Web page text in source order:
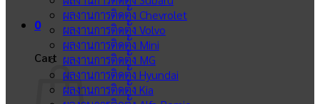
0
Cart
ผลงานการติดตั้ง Chevrolet
ผลงานการติดตั้ง Volvo
ผลงานการติดตั้ง Mini
ผลงานการติดตั้ง MG
ผลงานการติดตั้ง Hyundai
ผลงานการติดตั้ง Kia